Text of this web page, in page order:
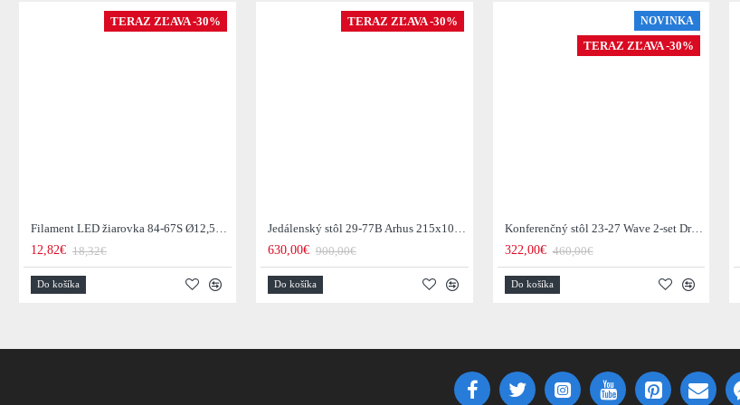
TERAZ ZĽAVA -30%
Filament LED žiarovka 84-67S Ø12,5cm Smoke grey glass
12,82€ 18,32€
Do košíka
TERAZ ZĽAVA -30%
Jedálenský stôl 29-77B Arhus 215x105cm Drevo Hnedá Acacia
630,00€ 900,00€
Do košíka
NOVINKA
TERAZ ZĽAVA -30%
Konferenčný stôl 23-27 Wave 2-set Drevo Mango
322,00€ 460,00€
Do košíka